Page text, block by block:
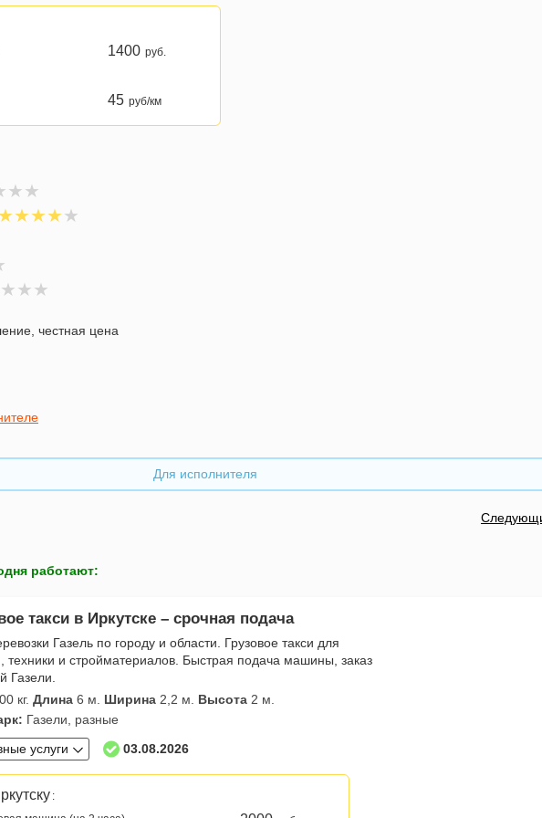
1400 руб.
45 руб/км
честная цена
Для исполнителя
работают:
такси в Иркутске – срочная подача
Газель по городу и области. Грузовое такси для
техники и стройматериалов. Быстрая подача машины, заказ
Газели.
кг. Длина 6 м. Ширина 2,2 м. Высота 2 м.
Газели, разные
услуги
03.08.2026
: